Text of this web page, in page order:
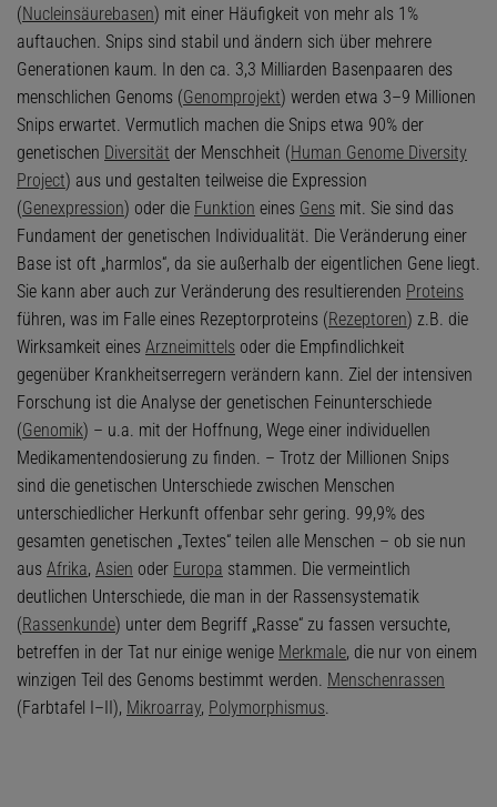
(Nucleinsäurebasen) mit einer Häufigkeit von mehr als 1%
auftauchen. Snips sind stabil und ändern sich über mehrere
Generationen kaum. In den ca. 3,3 Milliarden Basenpaaren des
menschlichen Genoms (Genomprojekt) werden etwa 3–9 Millionen
Snips erwartet. Vermutlich machen die Snips etwa 90% der
genetischen Diversität der Menschheit (Human Genome Diversity
Project) aus und gestalten teilweise die Expression
(Genexpression) oder die Funktion eines Gens mit. Sie sind das
Fundament der genetischen Individualität. Die Veränderung einer
Base ist oft „harmlos“, da sie außerhalb der eigentlichen Gene liegt.
Sie kann aber auch zur Veränderung des resultierenden Proteins
führen, was im Falle eines Rezeptorproteins (Rezeptoren) z.B. die
Wirksamkeit eines Arzneimittels oder die Empfindlichkeit
gegenüber Krankheitserregern verändern kann. Ziel der intensiven
Forschung ist die Analyse der genetischen Feinunterschiede
(Genomik) – u.a. mit der Hoffnung, Wege einer individuellen
Medikamentendosierung zu finden. – Trotz der Millionen Snips
sind die genetischen Unterschiede zwischen Menschen
unterschiedlicher Herkunft offenbar sehr gering. 99,9% des
gesamten genetischen „Textes“ teilen alle Menschen – ob sie nun
aus Afrika, Asien oder Europa stammen. Die vermeintlich
deutlichen Unterschiede, die man in der Rassensystematik
(Rassenkunde) unter dem Begriff „Rasse“ zu fassen versuchte,
betreffen in der Tat nur einige wenige Merkmale, die nur von einem
winzigen Teil des Genoms bestimmt werden. Menschenrassen
(Farbtafel I–II), Mikroarray, Polymorphismus.